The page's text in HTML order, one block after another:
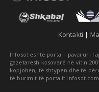
Kontakti |
Infosot është portal i pavarur i
gazetarësh kosovarë në vitin
kopjohen, të shtypen dhe të
të burimit të portalit